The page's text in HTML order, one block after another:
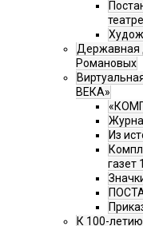
Державная
Романовых
ВЕКА»
Из
газет
К 100-